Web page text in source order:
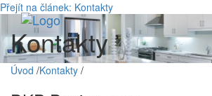
Přejít na článek: Kontakty
Kontakty
Úvod /Kontakty /